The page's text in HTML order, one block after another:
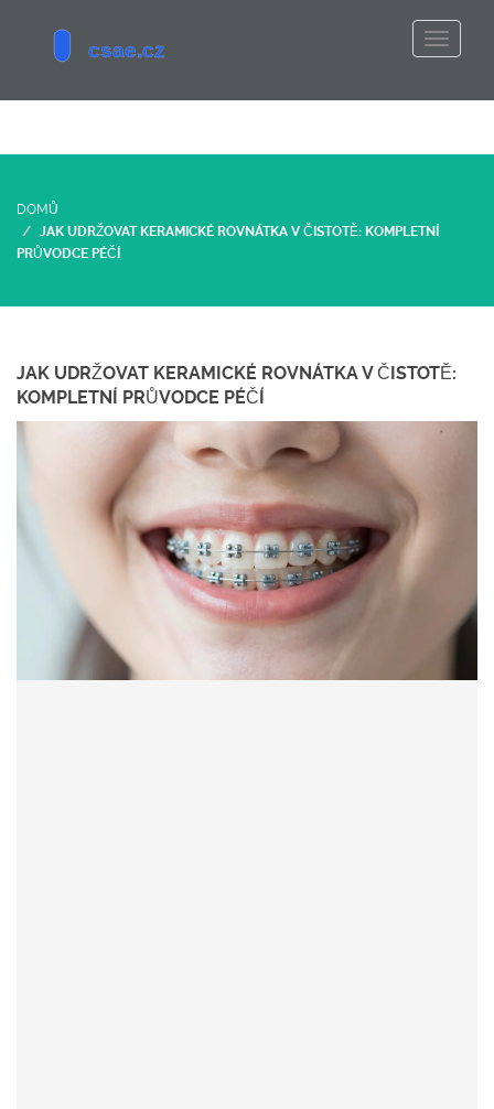
DOMŮ
JAK UDRŽOVAT KERAMICKÉ ROVNÁTKA V ČISTOTĚ: KOMPLETNÍ
PRŮVODCE PÉČÍ
JAK UDRŽOVAT KERAMICKÉ ROVNÁTKA V ČISTOTĚ:
KOMPLETNÍ PRŮVODCE PÉČÍ